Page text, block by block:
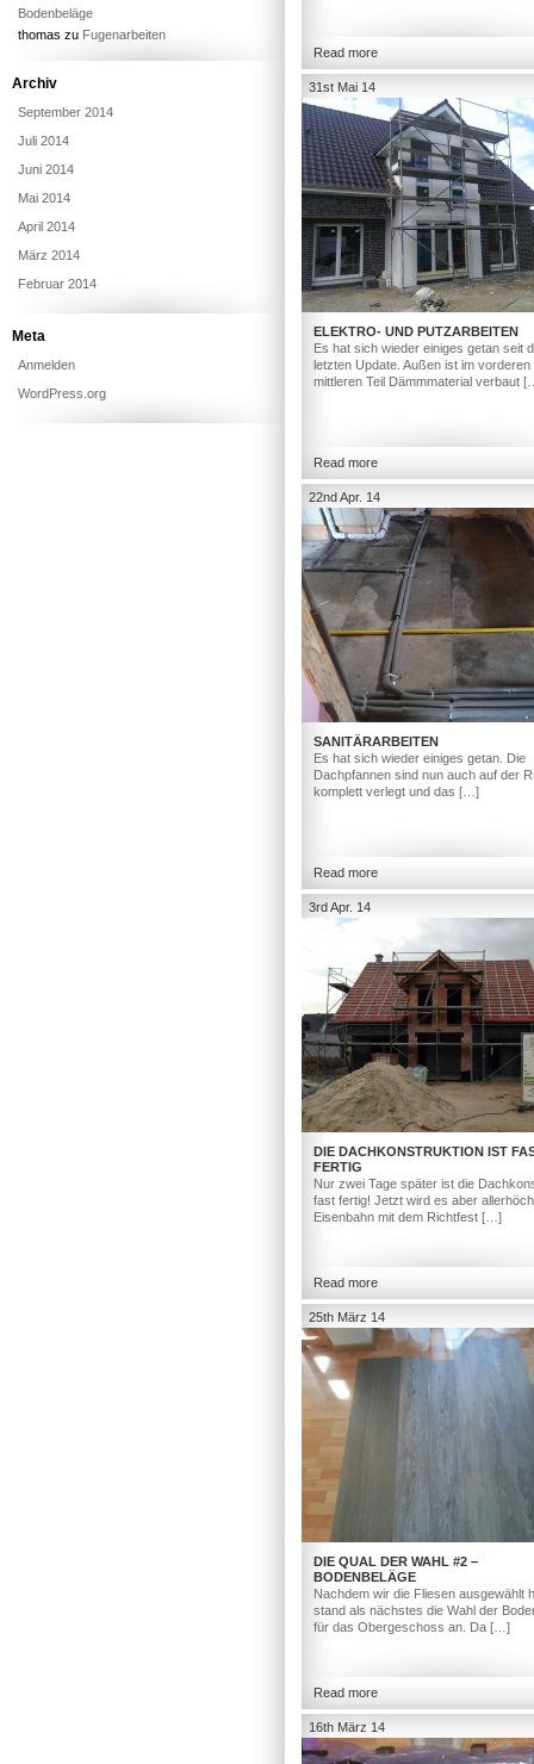
Read more
31st Mai 14
ELEKTRO- UND PUTZARBEITEN
Es hat sich wieder einiges getan seit
letzten Update. Außen ist im vorderen
mittleren Teil Dämmmaterial verbaut
Read more
22nd Apr. 14
SANITÄRARBEITEN
Es hat sich wieder einiges getan. Die
Dachpfannen sind nun auch auf der
komplett verlegt und das […]
Read more
3rd Apr. 14
DIE DACHKONSTRUKTION IST
FERTIG
Nur zwei Tage später ist die
fast fertig! Jetzt wird es aber
Eisenbahn mit dem Richtfest […]
Read more
25th März 14
DIE QUAL DER WAHL #2 –
BODENBELÄGE
Nachdem wir die Fliesen ausgewählt
stand als nächstes die Wahl der
für das Obergeschoss an. Da […]
Read more
16th März 14
Bodenbeläge
thomas zu Fugenarbeiten
Archiv
September 2014
Juli 2014
Juni 2014
Mai 2014
April 2014
März 2014
Februar 2014
Meta
Anmelden
WordPress.org